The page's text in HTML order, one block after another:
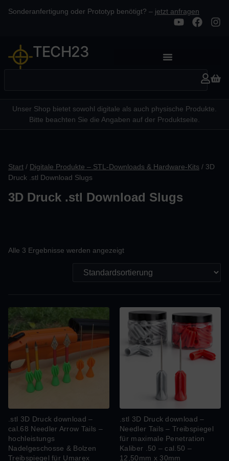
Sonderanfertigung oder Prototyp benötigt? – jetzt anfragen
TECH23
Unser Shop bietet sowohl digitale als auch physische Produkte.
Bitte beachten Sie die Angaben auf der Produktseite.
Start / Digitale Produkte – STL-Downloads & Hardware-Kits / 3D
Druck .stl Download Slugs
3D Druck .stl Download Slugs
Alle 3 Ergebnisse werden angezeigt
.stl 3D Druck download –
cal.68 Needler Arrow Tails –
hochleistungs
Nadelgeschosse & Bolzen
Treibspiegel für Umarex
.stl 3D Druck download –
Needler Tails – Treibspiegel
für maximale Penetration
Kaliber .50 – cal.50 –
12,50mm x 30mm